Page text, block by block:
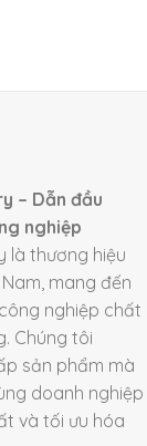
– Dẫn đầu
nghiệp
là thương hiệu
mang đến
nghiệp chất
Chúng tôi
sản phẩm mà
doanh nghiệp
và tối ưu hóa